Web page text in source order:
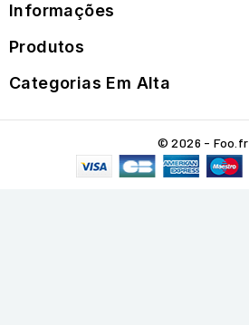
Informações
Produtos
Categorias Em Alta
© 2026 - Foo.fr